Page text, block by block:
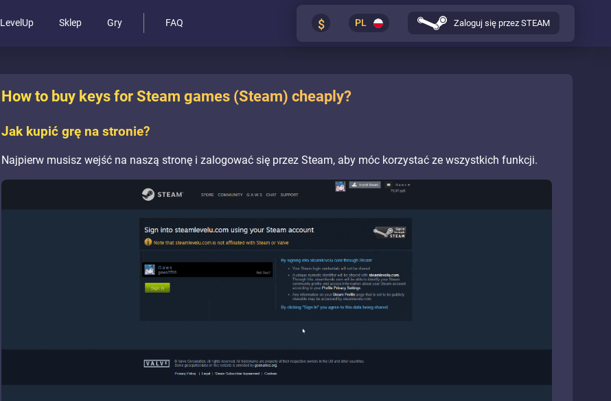
LevelUp Sklep Gry FAQ $ PL Zaloguj się przez STEAM
How to buy keys for Steam games (Steam) cheaply?
Jak kupić grę na stronie?
Najpierw musisz wejść na naszą stronę i zalogować się przez Steam, aby móc korzystać ze wszystkich funkcji.